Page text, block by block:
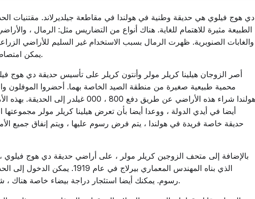
دي هوج فيلوي هي حديقة وطنية في هولندا في مقاطعة جيلديرلاند. مقتنيات
الطبيعة مثيرة للاهتمام للغاية. هناك أنواع من التضاريس مثل: الرمال ،
والغابات الصنوبرية. ظهرت الرمال بسبب الاستخدام غير السليم للأراضي
يمكن امتصاص الماء في الأرض ، وظهرت المستنقعات.
أصر الزوجان هيلينا كريلر مولر وأنتون كريلر على تأسيس حديقة دي هوج
هولندا شراء هذه الأراضي عن طريق دفع 800
حديقة خاصة فريدة في هولندا ، يتم فرض رسوم عليها ، ويتم إنفاق جميع
بالإضافة إلى متحف الزوجين كريلر مولر ، على أراضي حديقة دي هوج فيلوي
رسوم. يمكنك أيضا استئجار دراجة بيضاء خاصة هناك ، شريطة أن لا تترك الحديقة على ذلك وقفله.